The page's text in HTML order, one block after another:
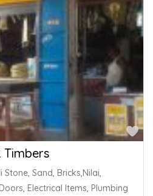
Timbers
Sand, Bricks,Nilai,
Electrical Items, Plumbing